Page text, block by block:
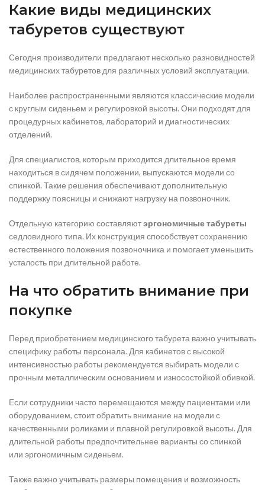
Какие виды медицинских
табуретов существуют
Сегодня производители предлагают несколько разновидностей
медицинских табуретов для различных условий эксплуатации.
Наиболее распространенными являются классические модели
с круглым сиденьем и регулировкой высоты. Они подходят для
процедурных кабинетов, лабораторий и диагностических
отделений.
Для специалистов, которым приходится длительное время
находиться в сидячем положении, выпускаются модели со
спинкой. Такие решения обеспечивают дополнительную
поддержку поясницы и снижают нагрузку на позвоночник.
Отдельную категорию составляютэргономичные табуреты
седловидного типа. Их конструкция способствует сохранению
естественного положения позвоночника и помогает уменьшить
усталость при длительной работе.
На что обратить внимание при
покупке
Перед приобретением медицинского табурета важно учитывать
специфику работы персонала. Для кабинетов с высокой
интенсивностью работы рекомендуется выбирать модели с
прочным металлическим основанием и износостойкой обивкой.
Если сотрудники часто перемещаются между пациентами или
оборудованием, стоит обратить внимание на модели с
качественными роликами и плавной регулировкой высоты. Для
длительной работы предпочтительнее варианты со спинкой
или эргономичным сиденьем.
Также важно учитывать размеры помещения и возможность